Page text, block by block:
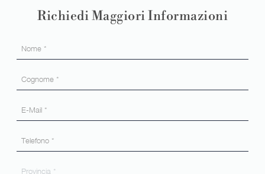
Richiedi Maggiori Informazioni